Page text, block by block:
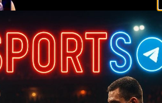
боев UFC 324